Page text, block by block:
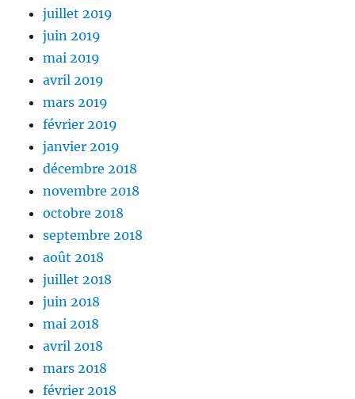
juillet 2019
juin 2019
mai 2019
avril 2019
mars 2019
février 2019
janvier 2019
décembre 2018
novembre 2018
octobre 2018
septembre 2018
août 2018
juillet 2018
juin 2018
mai 2018
avril 2018
mars 2018
février 2018